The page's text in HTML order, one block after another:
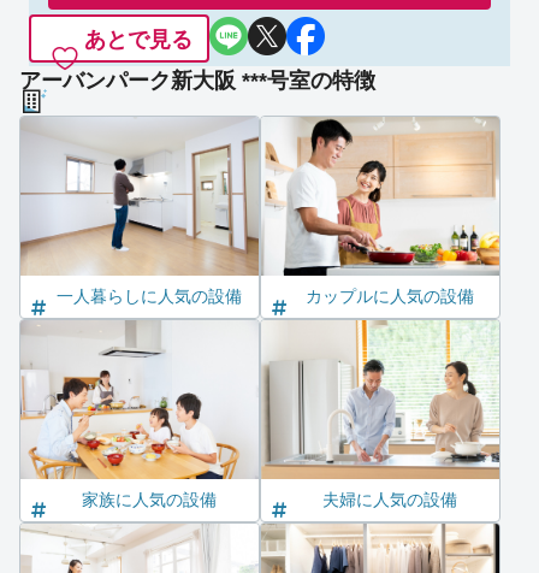
あとで見る
アーバンパーク新大阪 ***号室の特徴
一人暮らしに人気の設備 カップルに人気の設備
家族に人気の設備 夫婦に人気の設備